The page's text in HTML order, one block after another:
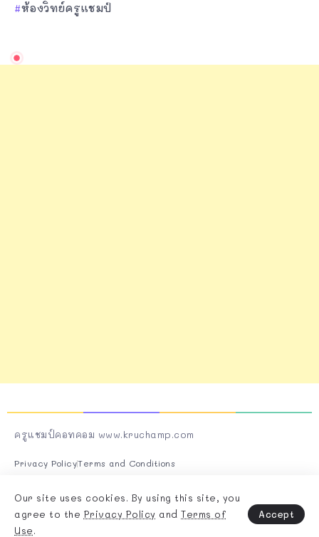
ห้องวิทย์ครูแชมป์
ครูแชมป์คอทคอม www.kruchamp.com
Privacy PolicyTerms and Conditions
Copyright & Design By @Rivaxstudio - 2025
Our site uses cookies. By using this site, you
agree to the Privacy Policy and Terms of
Use.
Accept